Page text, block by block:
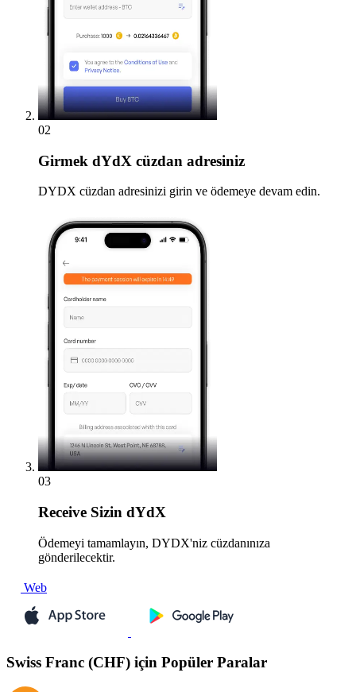
02
Girmek dYdX cüzdan adresiniz
DYDX cüzdan adresinizi girin ve ödemeye devam edin.
03
Receive Sizin dYdX
Ödemeyi tamamlayın, DYDX'niz cüzdanınıza
gönderilecektir.
Web
Swiss Franc (CHF) için Popüler Paralar